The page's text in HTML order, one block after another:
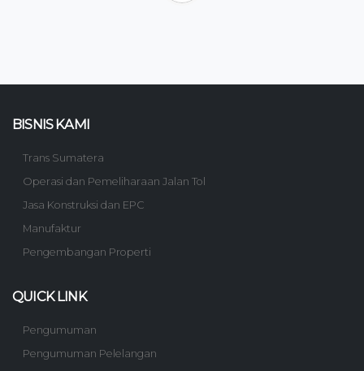
BISNIS KAMI
Trans Sumatera
Operasi dan Pemeliharaan Jalan Tol
Jasa Konstruksi dan EPC
Manufaktur
Pengembangan Properti
QUICK LINK
Pengumuman
Pengumuman Pelelangan